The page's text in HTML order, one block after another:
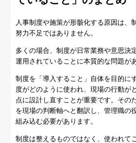
人事制度や施策が形骸化する原因は、
努力不足ではありません。
多くの場合、制度が日常業務や意思決
運用されていることに本質的な問題が
制度を「導入すること」自体を目的に
度がどのように使われ、現場の行動が
点に設計し直すことが重要です。その
を現場の判断軸へと翻訳し、管理職の
組み込む必要があります。
制度は整えるものではなく、使われて